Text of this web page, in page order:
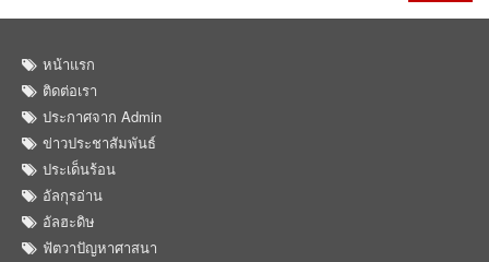
หน้าแรก
ติดต่อเรา
ประกาศจาก Admin
ข่าวประชาสัมพันธ์
ประเด็นร้อน
อัลกุรอ่าน
อัลฮะดิษ
ฟัตวาปัญหาศาสนา